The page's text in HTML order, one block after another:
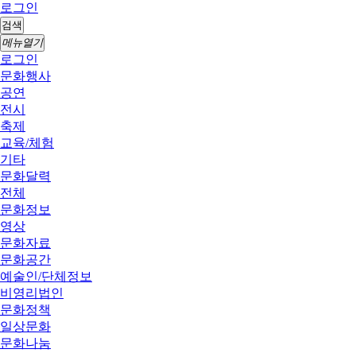
로그인
검색
메뉴열기
로그인
문화행사
공연
전시
축제
교육/체험
기타
문화달력
전체
문화정보
영상
문화자료
문화공간
예술인/단체정보
비영리법인
문화정책
일상문화
문화나눔